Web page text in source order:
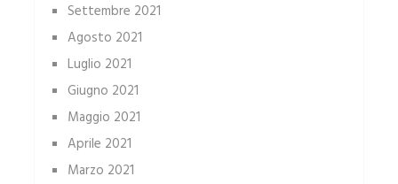
Settembre 2021
Agosto 2021
Luglio 2021
Giugno 2021
Maggio 2021
Aprile 2021
Marzo 2021